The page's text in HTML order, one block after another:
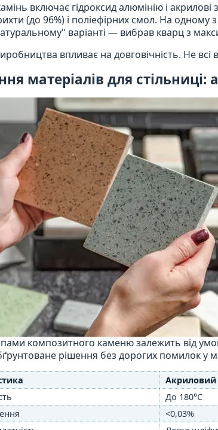
включає гідроксид алюмінію і
(до 96%) і поліефірних смол. На одному
варіанті — вибрав кварц з
впливає на довговічність. Не
матеріалів для
композитного каменю залежить від
рішення без дорогих помилок у
Акриловий
До 180°C
<0,03%